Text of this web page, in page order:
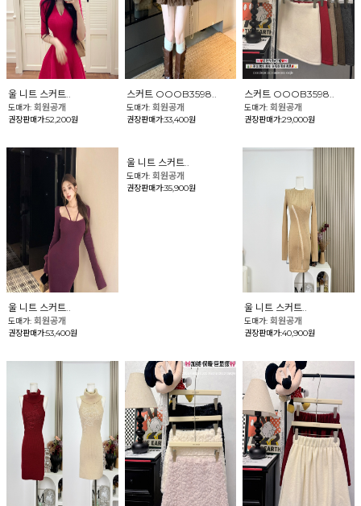
울 니트 스커트..
도매가: 회원공개
권장판매가:52,200원
스커트 OOOB3598..
도매가: 회원공개
권장판매가:33,400원
스커트 OOOB3598..
도매가:회원공개
권장판매가:29,000원
울 니트 스커트..
도매가: 회원공개
권장판매가:53,400원
울 니트 스커트..
도매가: 회원공개
권장판매가:35,900원
울 니트 스커트..
도매가:회원공개
권장판매가:40,900원